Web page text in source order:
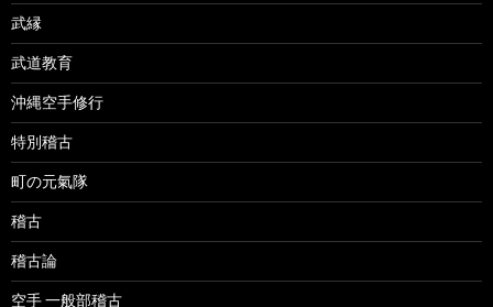
武縁
武道教育
沖縄空手修行
特別稽古
町の元氣隊
稽古
稽古論
空手 一般部稽古